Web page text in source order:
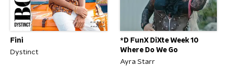
Fini
Dystinct
*D FunX DiXte Week 10
Where Do We Go
Ayra Starr